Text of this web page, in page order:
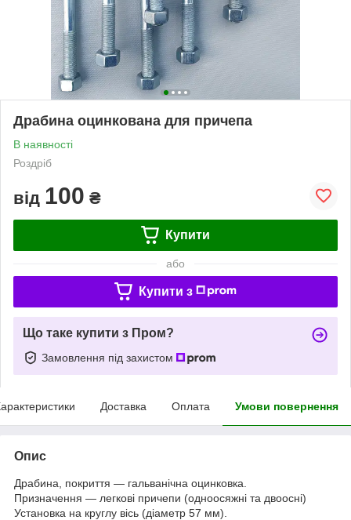
Драбина оцинкована для причепа
В наявності
Роздріб
від 100 ₴
Купити
або
Купити з
Що таке купити з Пром?
Замовлення під захистом
Доставка Оплата Умови повернення
Опис
Драбина, покриття — гальванічна оцинковка.
Призначення — легкові причепи (одноосяжні та двоосні)
Установка на круглу вісь (діаметр 57 мм).